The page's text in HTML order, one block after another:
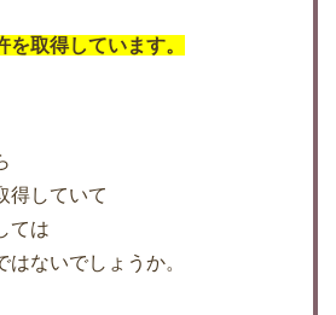
取得しています。
得していて
ては
ないでしょうか。